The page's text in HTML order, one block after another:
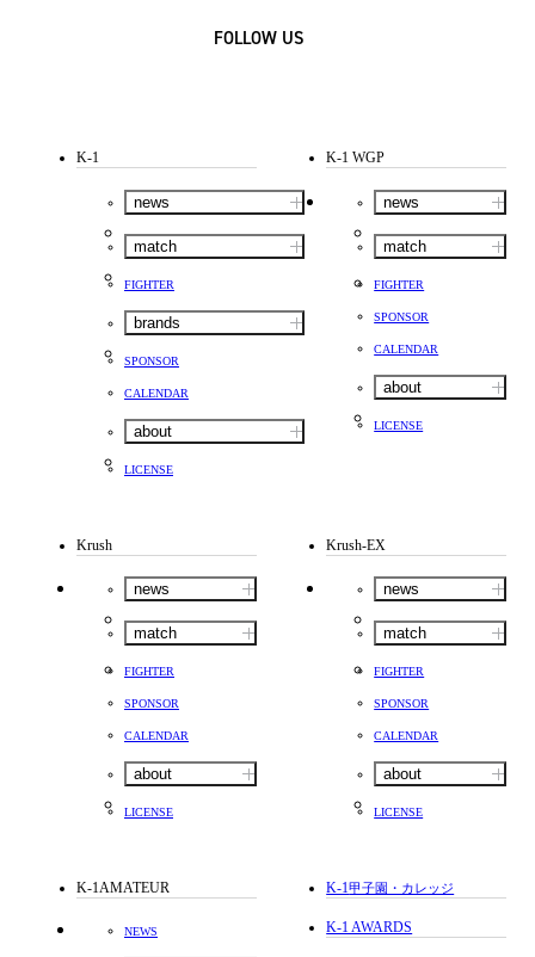
FOLLOW US
K-1
news
match
FIGHTER
brands
SPONSOR
CALENDAR
about
LICENSE
K-1 WGP
news
match
FIGHTER
SPONSOR
CALENDAR
about
LICENSE
Krush
news
match
FIGHTER
SPONSOR
CALENDAR
about
LICENSE
Krush-EX
news
match
FIGHTER
SPONSOR
CALENDAR
about
LICENSE
K-1AMATEUR
NEWS
K-1甲子園・カレッジ
K-1 AWARDS